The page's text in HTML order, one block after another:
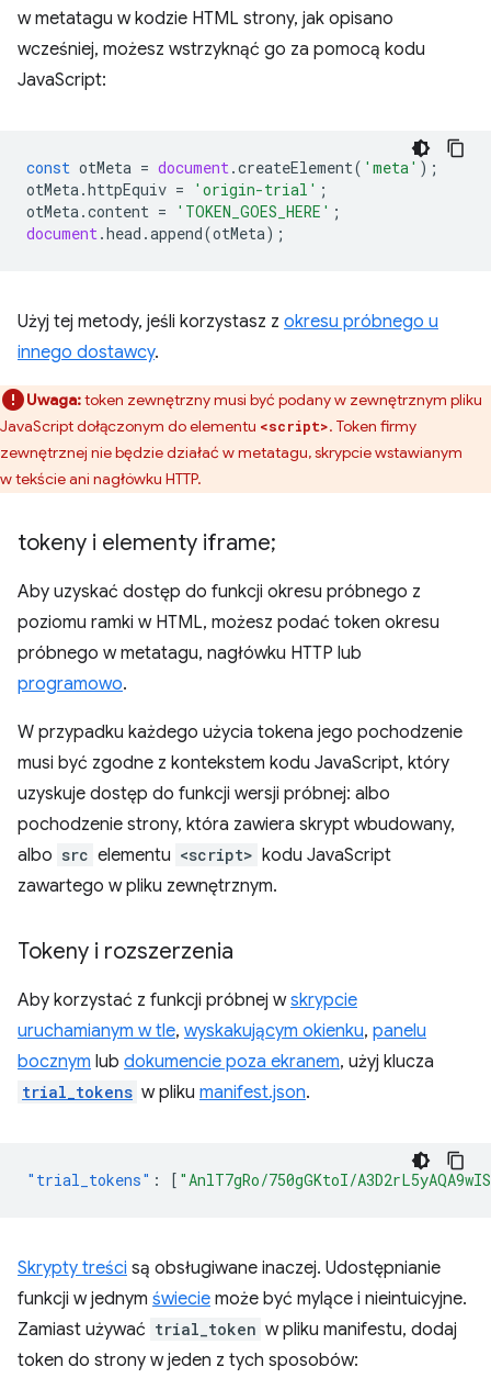
w metatagu w kodzie HTML strony, jak opisano
wcześniej, możesz wstrzyknąć go za pomocą kodu
JavaScript:
const otMeta = document.createElement( 'meta' );
otMeta.httpEquiv = 'origin-trial' ;
otMeta.content = 'TOKEN_GOES_HERE' ;
document.head .append(otMeta);
Użyj tej metody, jeśli korzystasz z okresu próbnego u
innego dostawcy.
Uwaga:token zewnętrzny musi być podany w zewnętrznym pliku
JavaScript dołączonym do elementu <script>. Token firmy
zewnętrznej nie będzie działać w metatagu, skrypcie wstawianym
w tekście ani nagłówku HTTP.
tokeny i elementy iframe;
Aby uzyskać dostęp do funkcji okresu próbnego z
poziomu ramki w HTML, możesz podać token okresu
próbnego w metatagu, nagłówku HTTP lub
programowo.
W przypadku każdego użycia tokena jego pochodzenie
musi być zgodne z kontekstem kodu JavaScript, który
uzyskuje dostęp do funkcji wersji próbnej: albo
pochodzenie strony, która zawiera skrypt wbudowany,
albo src elementu <script> kodu JavaScript
zawartego w pliku zewnętrznym.
Tokeny i rozszerzenia
Aby korzystać z funkcji próbnej wskrypcie
uruchamianym w tle, wyskakującym okienku, panelu
bocznym lub dokumencie poza ekranem, użyj klucza
trial_tokens w pliku manifest.json.
"trial_tokens" : [ "AnlT7gRo/750gGKtoI/
Skrypty treści są obsługiwane inaczej. Udostępnianie
funkcji w jednym świecie może być mylące i nieintuicyjne.
Zamiast używać trial_token w pliku manifestu, dodaj
token do strony w jeden z tych sposobów: